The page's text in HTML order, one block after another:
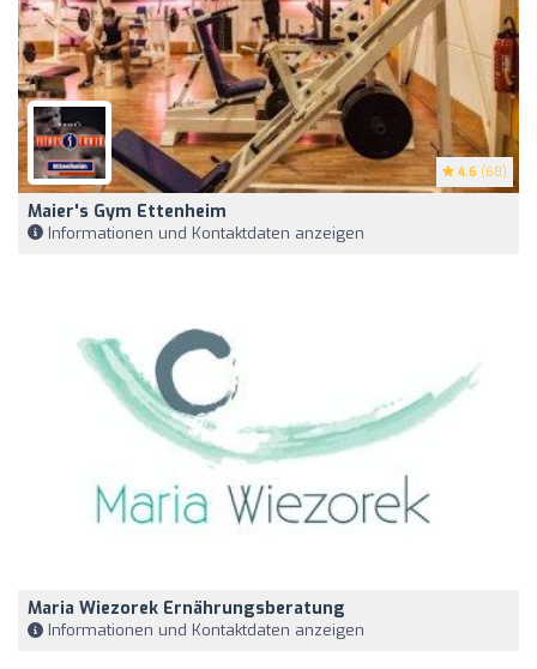
4.6 (68)
Maier's Gym Ettenheim
Informationen und Kontaktdaten anzeigen
Maria Wiezorek Ernährungsberatung
Informationen und Kontaktdaten anzeigen